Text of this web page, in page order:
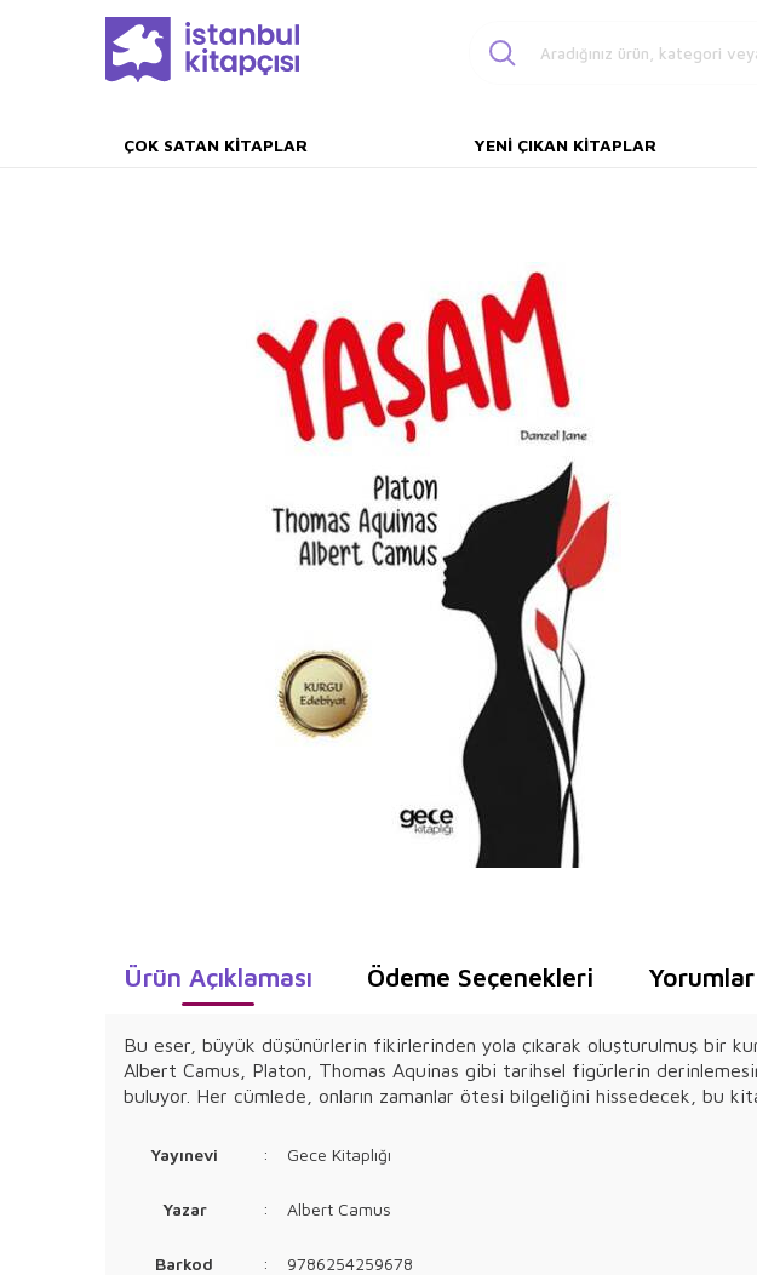
ÇOK SATAN KITAPLAR YENI ÇIKAN KITAPLAR
Ürün Açıklaması Ödeme Seçenekleri Yorumlar
Bu eser, büyük düşünürlerin fikirlerinden yola çıkarak oluşturulmuş bir
Albert Camus, Platon, Thomas Aquinas gibi tarihsel figürlerin
buluyor. Her cümlede, onların zamanlar ötesi bilgeliğini hissedecek, bu kitap
Yayınevi : Gece Kitaplığı
Yazar : Albert Camus
Barkod : 9786254259678